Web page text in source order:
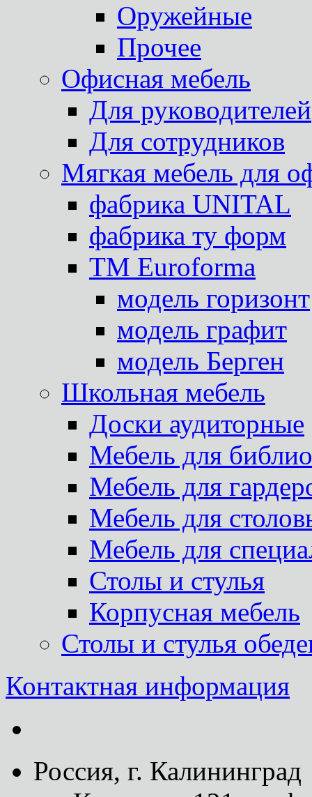
Оружейные
Прочее
Офисная мебель
Для руководителей
Для сотрудников
Мягкая мебель для
фабрика UNITAL
фабрика ту форм
TM Euroforma
модель горизонт
модель графит
модель Берген
Школьная мебель
Доски аудиторные
Мебель для
Мебель для
Мебель для
Мебель для
Столы и стулья
Корпусная мебель
Столы и стулья
Контактная информация
Россия, г. Калининград